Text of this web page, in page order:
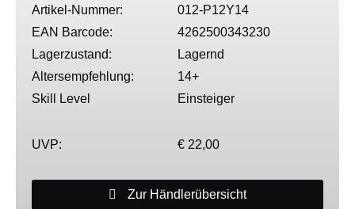
Artikel-Nummer:
012-P12Y14
EAN Barcode:
4262500343230
Lagerzustand:
Lagernd
Altersempfehlung:
14+
Skill Level
Einsteiger
UVP: € 22,00
Zur Händlerübersicht